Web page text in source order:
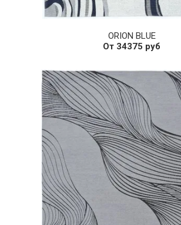
ORION BLUE
От 34375 руб